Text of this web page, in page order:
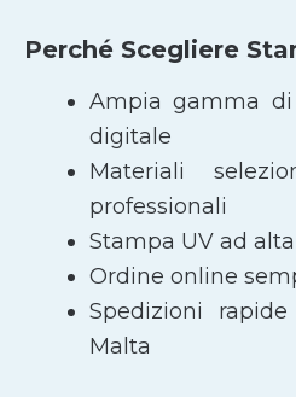
Perché Scegliere
Ampia gamma
digitale
Materiali
professionali
Stampa UV ad
Ordine online
Spedizioni
Malta